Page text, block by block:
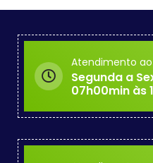
Atendimento ao
Segunda a
07h00min às